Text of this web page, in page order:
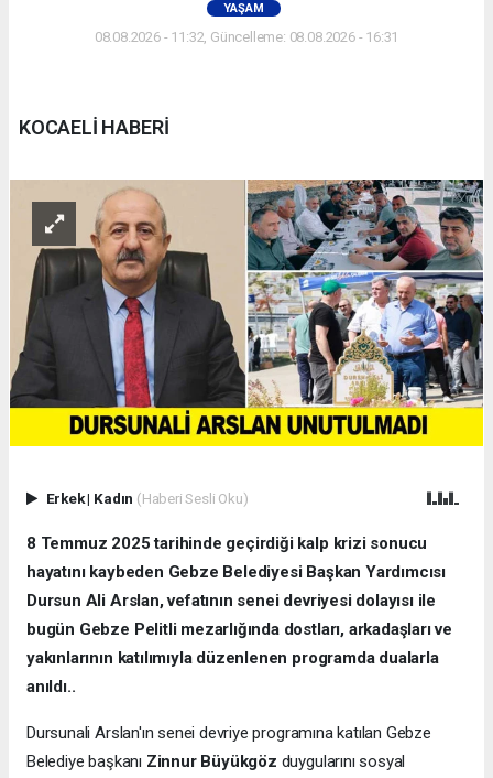
YAŞAM
08.08.2026 - 11:32, Güncelleme: 08.08.2026 - 16:31
KOCAELİ HABERİ
Erkek| Kadın (Haberi Sesli Oku)
8 Temmuz 2025 tarihinde geçirdiği kalp krizi sonucu
hayatını kaybeden Gebze Belediyesi Başkan Yardımcısı
Dursun Ali Arslan, vefatının senei devriyesi dolayısı ile
bugün Gebze Pelitli mezarlığında dostları, arkadaşları ve
yakınlarının katılımıyla düzenlenen programda dualarla
anıldı..
Dursunali Arslan'ın senei devriye programına katılan Gebze
Belediye başkanı Zinnur Büyükgöz duygularını sosyal